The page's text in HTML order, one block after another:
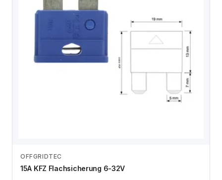
OFFGRIDTEC
15A KFZ Flachsicherung 6-32V